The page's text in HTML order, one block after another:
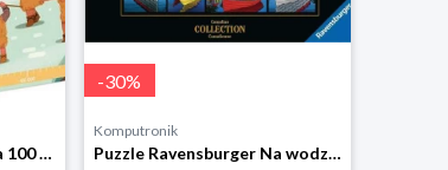
Puzzle Janod Prehistoria 100 el.
-30%
Komputronik
Puzzle Ravensburger Na wodzie 1000 el.